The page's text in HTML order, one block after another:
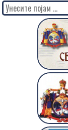
Search
for: